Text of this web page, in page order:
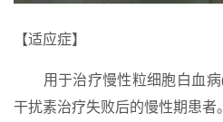
【适应症】
用于治疗慢性粒细胞白血病
干扰素治疗失败后的慢性期患者。